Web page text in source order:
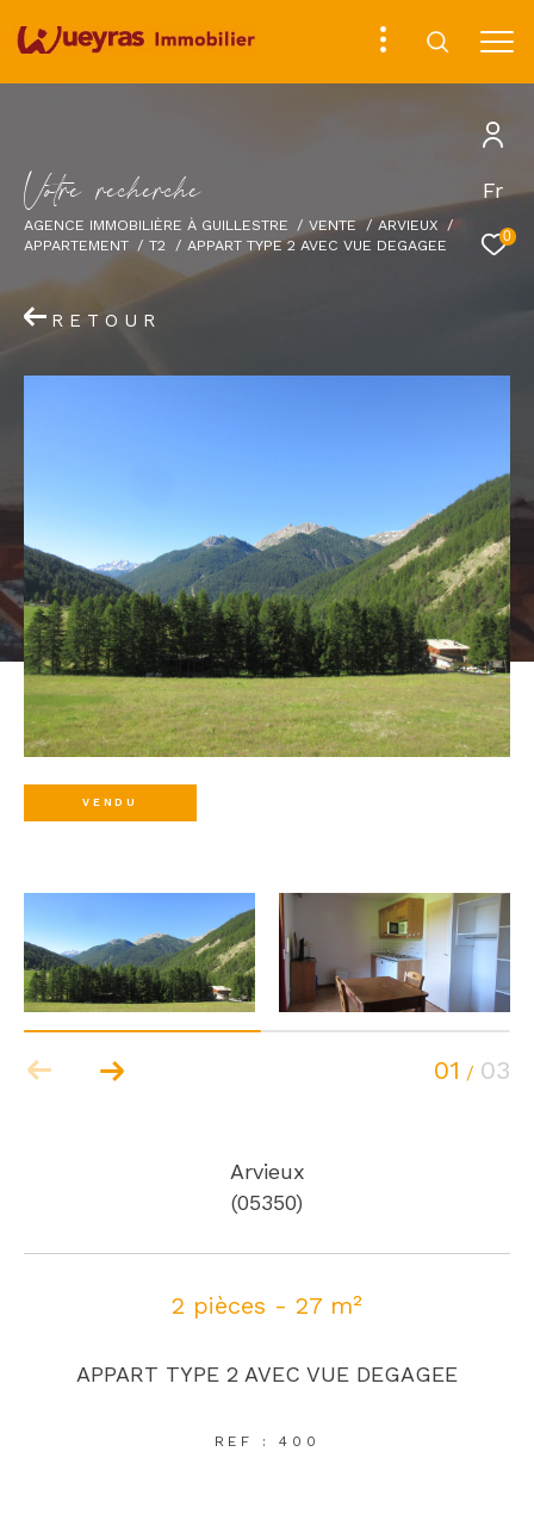
Fr
0
Votre recherche
AGENCE IMMOBILIÈRE À GUILLESTRE VENTE
ARVIEUX
APPARTEMENT
T2 APPART TYPE 2 AVEC VUE DEGAGEE
RETOUR
VENDU
01 / 03
Arvieux
(05350)
2 pièces - 27 m²
APPART TYPE 2 AVEC VUE DEGAGEE
REF : 400